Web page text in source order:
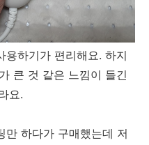
용하기가 편리해요. 하지
큰 것 같은 느낌이 들긴
요.
만 하다가 구매했는데 저